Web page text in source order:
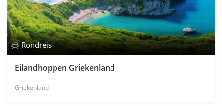
Rondreis
Eilandhoppen Griekenland
Griekenland